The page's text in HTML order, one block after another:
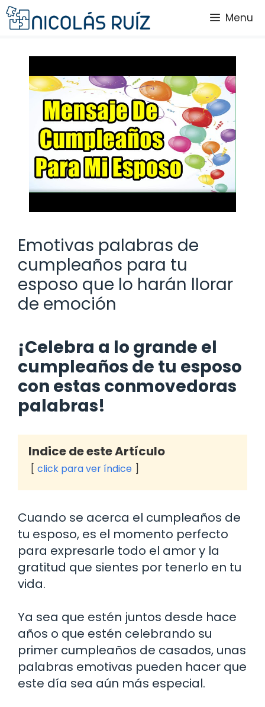
Saltar
al
Menu
Emotivas palabras de
cumpleaños para tu
esposo que lo harán llorar
de emoción
¡Celebra a lo grande el
cumpleaños de tu esposo
con estas conmovedoras
palabras!
Indice de este Artículo
click para ver índice
Cuando se acerca el cumpleaños de
tu esposo, es el momento perfecto
para expresarle todo el amor y la
gratitud que sientes por tenerlo en tu
vida.
Ya sea que estén juntos desde hace
años o que estén celebrando su
primer cumpleaños de casados, unas
palabras emotivas pueden hacer que
este día sea aún más especial.